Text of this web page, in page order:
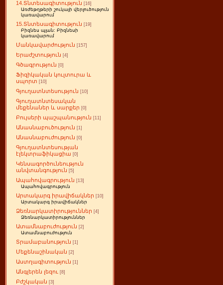
14.Տնտեսագիտություն [16]
Առժեթղթերի շուկայի վերլուծություն
կառավարում
15.Տնտեսագիտություն [19]
Բիզնես պլան: Բիզնեսի
կառավարում
Մանկավարժություն [157]
Երաժշտություն [4]
Գծագրություն [0]
Ֆիզիկական կուլտուրա և
սպորտ [10]
Գյուղատնտեսություն [10]
Գյուղատնտեսական
մեքենաներ և սարքեր [0]
Բույսերի պաշպանություն [11]
Անասնաբուծություն [1]
Անասնաբուժություն [0]
Գյուղատնտեսության
էլեկտրաֆիկացիա [0]
Կենսագործունեություն
անվտանգություն [5]
Ապահովագրություն [13]
Ապահովագրություն
Արտակարգ իրավիճակներ [10]
Արտակարգ իրավիճակներ
Ձեռնարկատիրություններ [4]
Ձեռնարկատիրություններ
Ատամնաբուժություն [2]
Ատամնաբուժություն
Տրամաբանություն [1]
Մեքենաշինական [2]
Աստղագիտություն [1]
Անգլերեն լեզու [8]
Բժշկական [3]